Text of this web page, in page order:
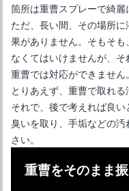
車内掃除の掃除機はガソリ
能
箇所は重曹スプレーで綺麗
ただ、長い間、その場所
果がありません。そもそ
なくてはいけませんが、そ
重曹では対応ができません。
とりあえず、重曹で取れ
それで、後で考えれば良
臭いを取り、手垢などの
さい。
重曹をそのまま